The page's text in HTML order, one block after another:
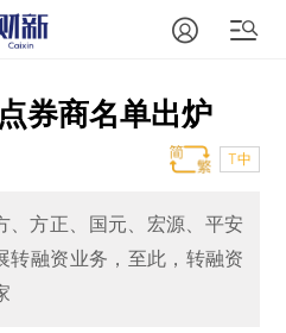
券商名单出炉
T中
、方正、国元、宏源、平安
转融资业务，至此，转融资